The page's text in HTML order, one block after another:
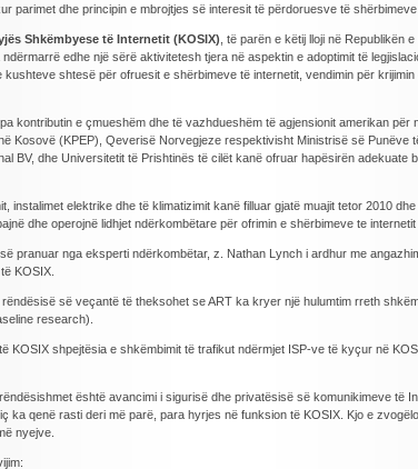
parimet dhe principin e mbrojtjes së interesit të përdoruesve të
Shkëmbyese të Internetit (KOSIX) , të parën e këtij lloji në Republikën
edhe një sërë aktivitetesh tjera në aspektin e adoptimit të
shtesë për ofruesit e shërbimeve të internetit, vendimin për
kontributin e çmueshëm dhe të vazhdueshëm të agjensionit amerikan
Kosovë (KPEP), Qeverisë Norvegjeze respektivisht Ministrisë së
BV, dhe Universitetit të Prishtinës të cilët kanë ofruar hapësirën adekuate
instalimet elektrike dhe të klimatizimit kanë filluar gjatë muajit tetor 2010
dhe operojnë lidhjet ndërkombëtare për ofrimin e shërbimeve te
pranuar nga eksperti ndërkombëtar, z. Nathan Lynch i ardhur me
KOSIX.
së veçantë të theksohet se ART ka kryer një hulumtim rreth
research).
KOSIX shpejtësia e shkëmbimit të trafikut ndërmjet ISP-ve të kyçur në
është avancimi i sigurisë dhe privatësisë së komunikimeve të
ka qenë rasti deri më parë, para hyrjes në funksion të KOSIX. Kjo e
nyejve.